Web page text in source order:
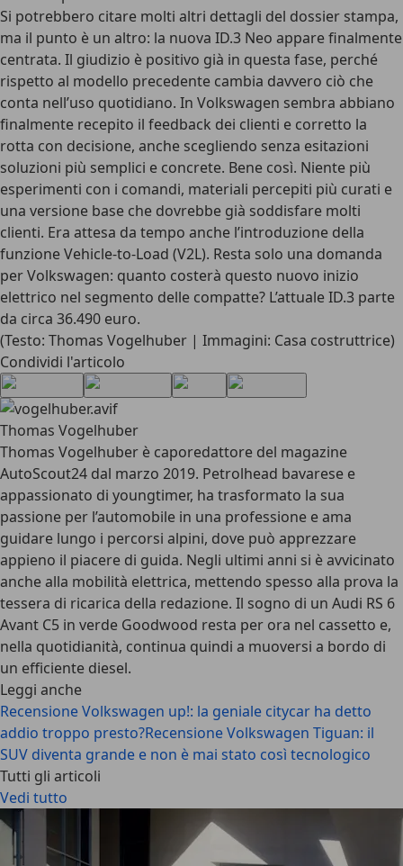
Si potrebbero citare molti altri dettagli del dossier stampa,
ma il punto è un altro: la nuova ID.3 Neo appare finalmente
centrata. Il giudizio è positivo già in questa fase, perché
rispetto al modello precedente cambia davvero ciò che
conta nell’uso quotidiano. In Volkswagen sembra abbiano
finalmente recepito il feedback dei clienti e corretto la
rotta con decisione, anche scegliendo senza esitazioni
soluzioni più semplici e concrete. Bene così. Niente più
esperimenti con i comandi, materiali percepiti più curati e
una versione base che dovrebbe già soddisfare molti
clienti. Era attesa da tempo anche l’introduzione della
funzione Vehicle-to-Load (V2L). Resta solo una domanda
per Volkswagen: quanto costerà questo nuovo inizio
elettrico nel segmento delle compatte? L’attuale ID.3 parte
da circa 36.490 euro.
(Testo: Thomas Vogelhuber | Immagini: Casa costruttrice)
Condividi l'articolo
Thomas Vogelhuber
Thomas Vogelhuber è caporedattore del magazine
AutoScout24 dal marzo 2019. Petrolhead bavarese e
appassionato di youngtimer, ha trasformato la sua
passione per l’automobile in una professione e ama
guidare lungo i percorsi alpini, dove può apprezzare
appieno il piacere di guida. Negli ultimi anni si è avvicinato
anche alla mobilità elettrica, mettendo spesso alla prova la
tessera di ricarica della redazione. Il sogno di un Audi RS 6
Avant C5 in verde Goodwood resta per ora nel cassetto e,
nella quotidianità, continua quindi a muoversi a bordo di
un efficiente diesel.
Leggi anche
Recensione Volkswagen up!: la geniale citycar ha detto
addio troppo presto?Recensione Volkswagen Tiguan: il
SUV diventa grande e non è mai stato così tecnologico
Tutti gli articoli
Vedi tutto